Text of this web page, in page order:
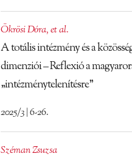
Ökrösi Dóra,et al.
A totális intézmény és a
dimenziói – Reflexió a
„intézménytelenítésre”
2025/3 | 6-26.
Széman Zsuzsa